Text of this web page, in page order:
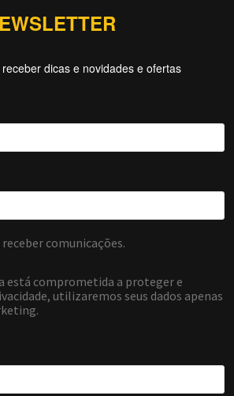
dicas e novidades e ofertas
Forti Firewall
/ TELEFONE
Solicitar atendimento